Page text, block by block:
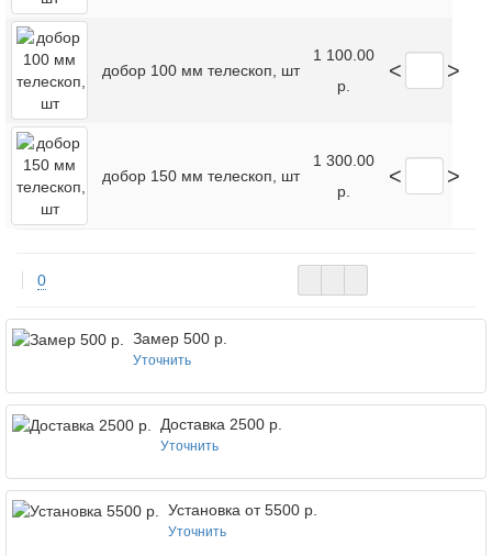
добор 100 мм телескоп, шт
1 100.00
р.
< >
добор 150 мм телескоп, шт
1 300.00
р.
< >
0
Замер 500 р.
Уточнить
Доставка 2500 р.
Уточнить
Установка от 5500 р.
Уточнить